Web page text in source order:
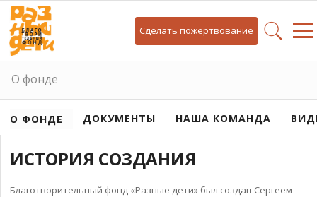
Сделать пожертвование
О фонде
О ФОНДЕ ДОКУМЕНТЫ НАША КОМАНДА
ИСТОРИЯ СОЗДАНИЯ
Благотворительный фонд «Разные дети» был создан Сергеем